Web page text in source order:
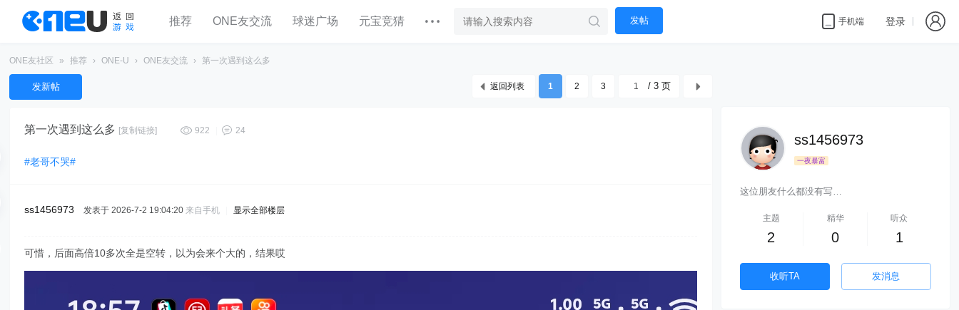
推荐 ONE友交流 球迷广场 元宝竞猜 发帖 手机端 登录
ONE友社区 » 推荐 › ONE-U › ONE友交流 › 第一次遇到这么多
1 2 3 / 3 页
返回列表
发新帖
第一次遇到这么多 [复制链接] 922 24
#老哥不哭#
ss1456973 发表于 2026-7-2 19:04:20 来自手机 显示全部楼层
可惜，后面高倍10多次全是空转，以为会来个大的，结果哎
ss1456973
一夜暴富
这位朋友什么都没有写…
主题
2
精华
0
听众
1
收听TA 发消息